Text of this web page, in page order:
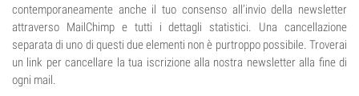
contemporaneamente anche il tuo consenso all’invio della newsletter
attraverso MailChimp e tutti i dettagli statistici. Una cancellazione
separata di uno di questi due elementi non è purtroppo possibile. Troverai
un link per cancellare la tua iscrizione alla nostra newsletter alla fine di
ogni mail.